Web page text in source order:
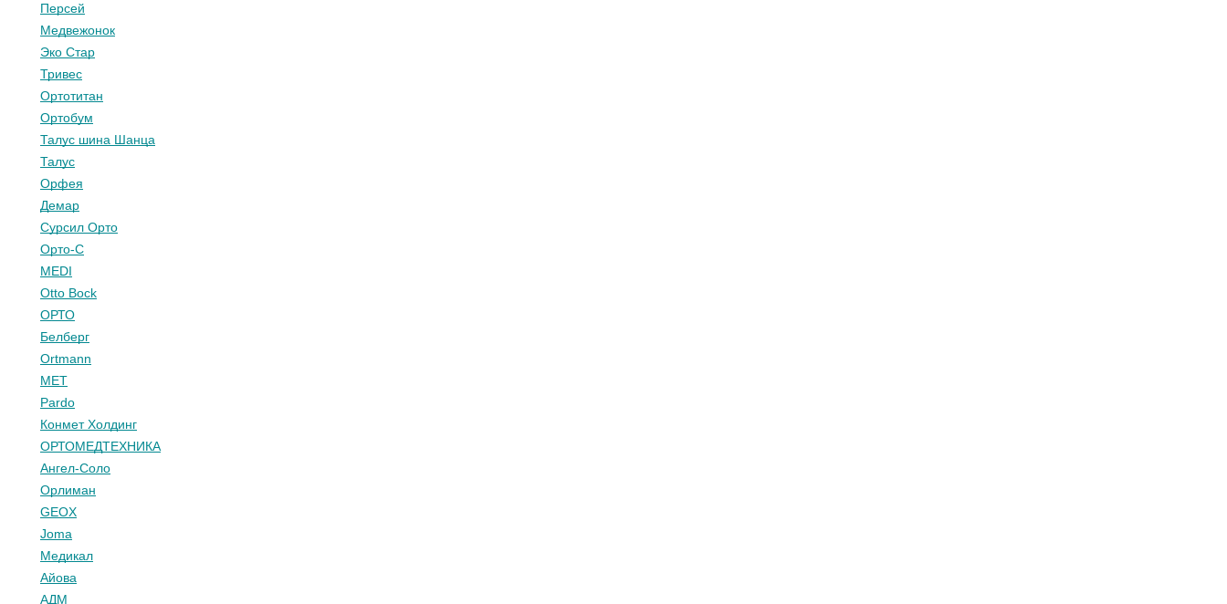
Персей
Медвежонок
Эко Стар
Тривес
Ортотитан
Ортобум
Талус шина Шанца
Талус
Орфея
Демар
Сурсил Орто
Орто-С
MEDI
Otto Bock
ОРТО
Белберг
Ortmann
МЕТ
Pardo
Конмет Холдинг
ОРТОМЕДТЕХНИКА
Ангел-Соло
Орлиман
GEOX
Joma
Медикал
Айова
АДМ